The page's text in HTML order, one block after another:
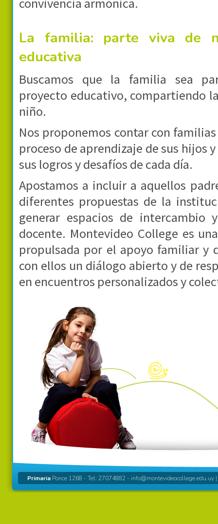
La familia: parte viva de
educativa
Buscamos que la familia sea
proyecto educativo, compartiendo
niño.
Nos proponemos contar con
proceso de aprendizaje de sus hijos
sus logros y desafíos de cada día.
Apostamos a incluir a aquellos
diferentes propuestas de la
generar espacios de intercambio
docente. Montevideo College es
propulsada por el apoyo familiar y
con ellos un diálogo abierto y de
en encuentros personalizados y
Primaria Ponce 1268 - Tel: 27074882 - info@montevideocollege.edu.uy |